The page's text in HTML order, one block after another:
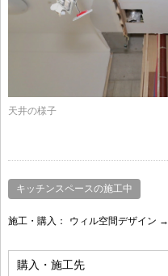
天井の様子
キッチンスペースの施工中
施工・購入： ウィル空間デザイン →
購入・施工先